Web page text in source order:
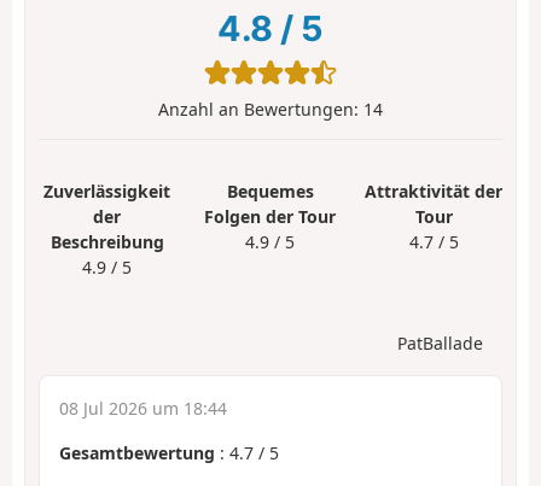
4.8 / 5
Anzahl an Bewertungen: 14
Zuverlässigkeit
der
Beschreibung
4.9 / 5
Bequemes
Folgen der Tour
4.9 / 5
Attraktivität der
Tour
4.7 / 5
PatBallade
08 Jul 2026 um 18:44
Gesamtbewertung : 4.7 / 5